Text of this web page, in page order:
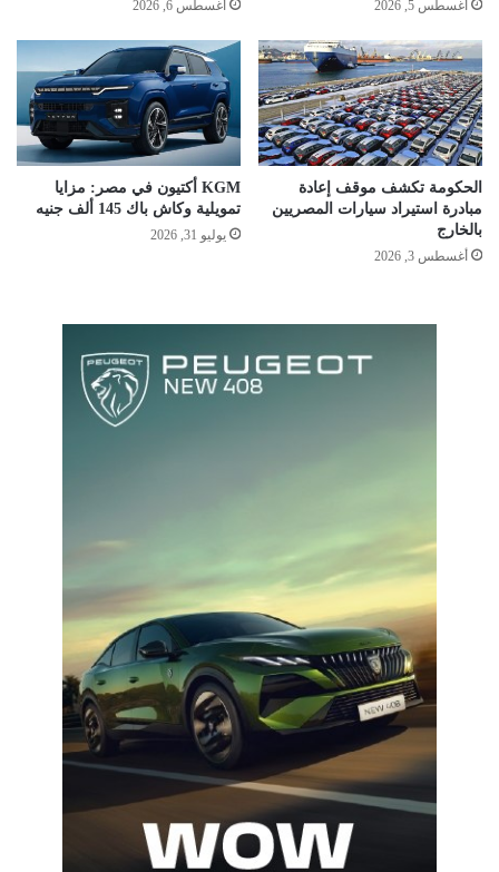
أغسطس 5, 2026 أغسطس 6, 2026
الحكومة تكشف موقف إعادة
مبادرة استيراد سيارات المصريين
بالخارج
أغسطس 3, 2026
KGM أكتيون في مصر: مزايا
تمويلية وكاش باك 145 ألف جنيه
يوليو 31, 2026